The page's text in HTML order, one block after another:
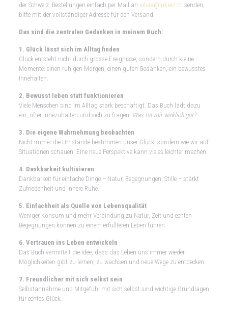
der Schweiz. Bestellungen einfach per Mail an silvia@lukrez.ch senden,
bitte mit der vollständiger Adresse für den Versand.
Das sind die zentralen Gedanken in meinem Buch:
1. Glück lässt sich im Alltag finden
Glück entsteht nicht durch grosse Ereignisse, sondern durch kleine
Momente: einen ruhigen Morgen, einen guten Gedanken, ein bewusstes
Innehalten.
2. Bewusst leben statt funktionieren
Viele Menschen sind im Alltag stark beschäftigt. Das Buch lädt dazu
ein, öfter innezuhalten und sich zu fragen: Was tut mir wirklich gut?
3. Die eigene Wahrnehmung beobachten
Nicht immer die Umstände bestimmen unser Glück, sondern wie wir auf
Situationen schauen. Eine neue Perspektive kann vieles leichter machen.
4. Dankbarkeit kultivieren
Dankbarkeit für einfache Dinge – Natur, Begegnungen, Stille – stärkt
Zufriedenheit und innere Ruhe.
5. Einfachheit als Quelle von Lebensqualität
Weniger Konsum und mehr Verbindung zu Natur, Zeit und echten
Begegnungen können zu einem erfüllteren Leben führen.
6. Vertrauen ins Leben entwickeln
Das Buch vermittelt die Idee, dass das Leben uns immer wieder
Möglichkeiten gibt zu lernen, zu wachsen und neue Wege zu entdecken.
7. Freundlicher mit sich selbst sein
Selbstannahme und Mitgefühl mit sich selbst sind wichtige Grundlagen
für echtes Glück.